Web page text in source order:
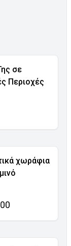
σε
Περιοχές
χωράφια